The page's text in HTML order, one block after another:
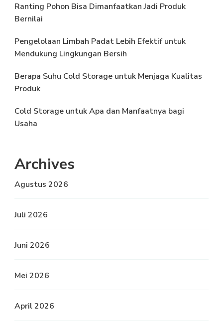
Ranting Pohon Bisa Dimanfaatkan Jadi Produk
Bernilai
Pengelolaan Limbah Padat Lebih Efektif untuk
Mendukung Lingkungan Bersih
Berapa Suhu Cold Storage untuk Menjaga Kualitas
Produk
Cold Storage untuk Apa dan Manfaatnya bagi
Usaha
Archives
Agustus 2026
Juli 2026
Juni 2026
Mei 2026
April 2026